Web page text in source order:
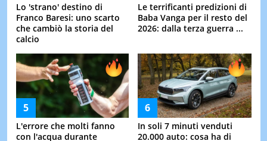
Lo 'strano' destino di
Franco Baresi: uno scarto
che cambiò la storia del
calcio
Le terrificanti predizioni di
Baba Vanga per il resto del
2026: dalla terza guerra ...
L'errore che molti fanno
con l'acqua durante
In soli 7 minuti venduti
20.000 auto: cosa ha di